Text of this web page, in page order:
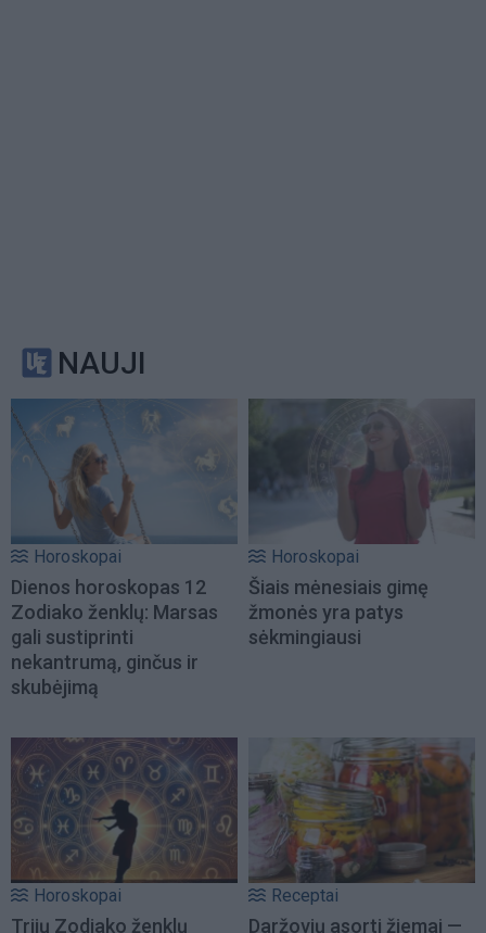
NAUJI
Horoskopai
Dienos horoskopas 12
Zodiako ženklų: Marsas
gali sustiprinti
nekantrumą, ginčus ir
skubėjimą
Horoskopai
Šiais mėnesiais gimę
žmonės yra patys
sėkmingiausi
Horoskopai
Trijų Zodiako ženklų
Receptai
Daržovių asorti žiemai —